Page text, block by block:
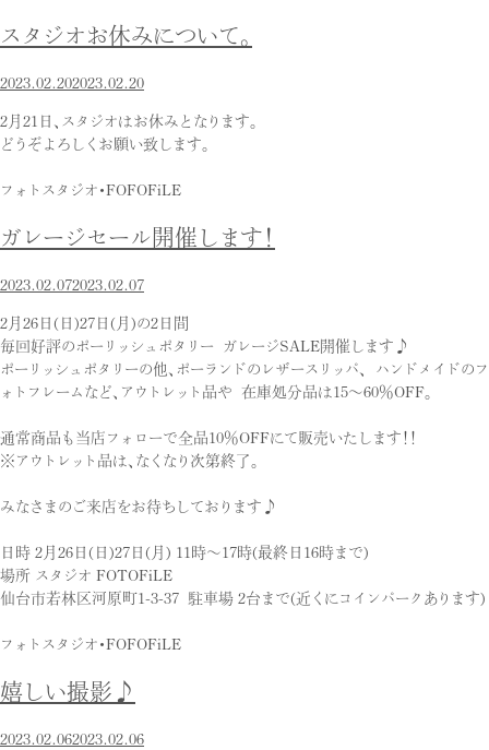
スタジオお休みについて。
2023.02.202023.02.20
2月21日、スタジオはお休みとなります。
どうぞよろしくお願い致します。
フォトスタジオ・FOFOFiLE
ガレージセール開催します！
2023.02.072023.02.07
2月26日(日)27日(月)の2日間
毎回好評のポーリッシュポタリー ガレージSALE開催します♪
ポーリッシュポタリーの他、ポーランドのレザースリッパ、 ハンドメイドのフ
ォトフレームなど、アウトレット品や 在庫処分品は15〜60％OFF。
通常商品も当店フォローで全品10％OFFにて販売いたします！！
※アウトレット品は、なくなり次第終了。
みなさまのご来店をお待ちしております♪
日時 2月26日(日)27日(月) 11時〜17時(最終日16時まで)
場所 スタジオ FOTOFiLE
仙台市若林区河原町1-3-37 駐車場 2台まで(近くにコインパークあります)
フォトスタジオ・FOFOFiLE
嬉しい撮影♪
2023.02.062023.02.06